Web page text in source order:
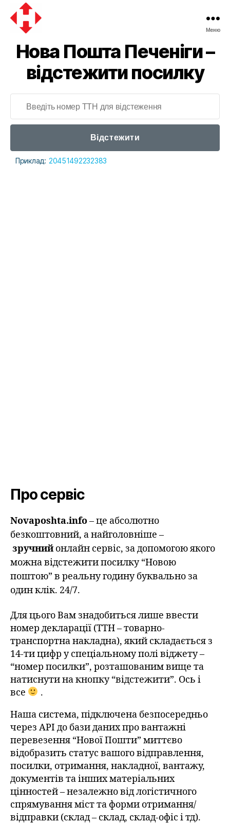
Меню
Нова Пошта Печеніги –
відстежити посилку
Відстежити
Приклад: 20451492232383
Про сервіс
Novaposhta.info– це абсолютно
безкоштовний, а найголовніше –
зручнийонлайн сервіс, за допомогою якого
можна відстежити посилку “Новою
поштою” в реальну годину буквально за
один клік. 24/7.
Для цього Вам знадобиться лише ввести
номер декларації (ТТН – товарно-
транспортна накладна), який складається з
14-ти цифр у спеціальному полі віджету –
“номер посилки”, розташованим вище та
натиснути на кнопку “відстежити”. Ось і
все
.
Наша система, підключена безпосередньо
через API до бази даних про вантажні
перевезення “Нової Пошти” миттєво
відобразить статус вашого відправлення,
посилки, отримання, накладної, вантажу,
документів та інших матеріальних
цінностей – незалежно від логістичного
спрямування міст та форми отримання/
відправки (склад – склад, склад-офіс і тд).